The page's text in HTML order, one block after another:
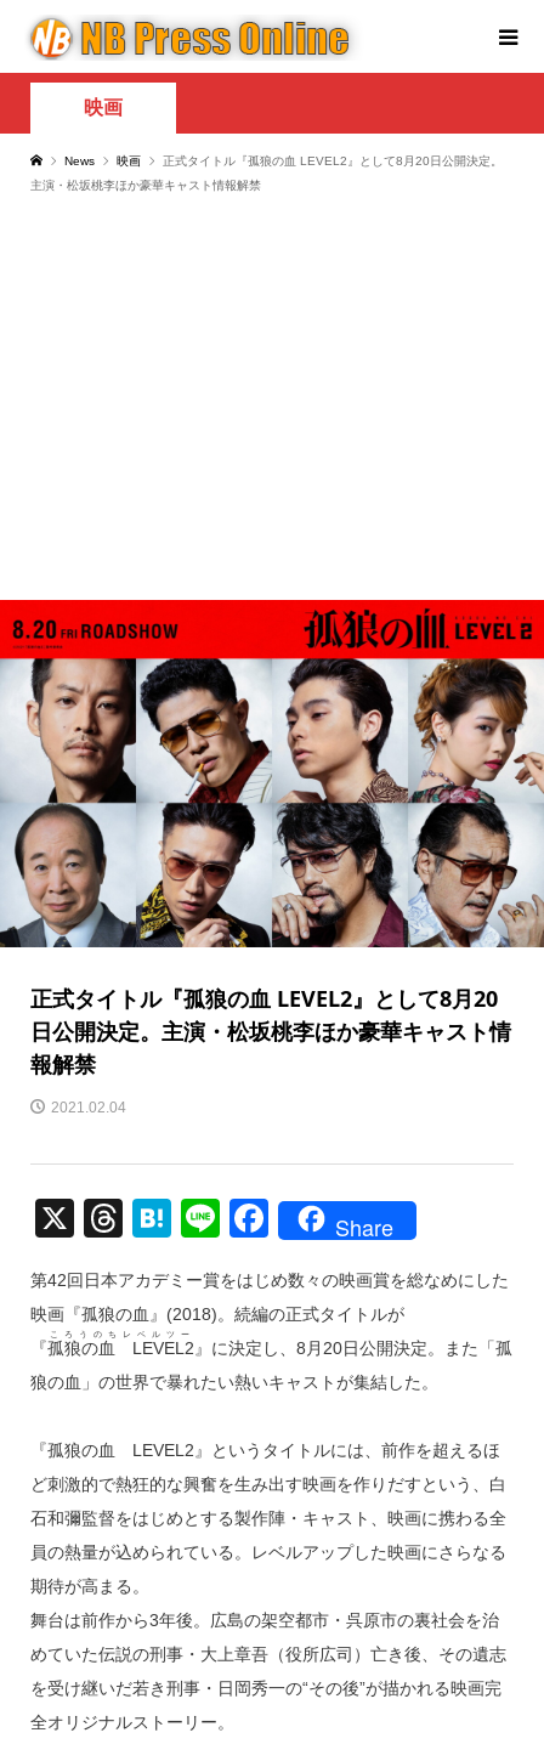
映画
News 映画
正式タイトル『孤狼の血 LEVEL2』として8月20日公開決定。
主演・松坂桃李ほか豪華キャスト情報解禁
正式タイトル『孤狼の血 LEVEL2』として8月20
日公開決定。主演・松坂桃李ほか豪華キャスト情
報解禁
2021.02.04
X
T
e
a
d
H
e
n
a
Li
e
F
c
e
b
o
k
Share
第42回日本アカデミー賞をはじめ数々の映画賞を総なめにした
映画『孤狼の血』(2018)。続編の正式タイトルが
『孤狼の血 LEVEL2
ころうのちレベルツー
』に決定し、8月20日公開決定。また「孤
狼の血」の世界で暴れたい熱いキャストが集結した。
『孤狼の血 LEVEL2』というタイトルには、前作を超えるほ
ど刺激的で熱狂的な興奮を生み出す映画を作りだすという、白
石和彌監督をはじめとする製作陣・キャスト、映画に携わる全
員の熱量が込められている。レベルアップした映画にさらなる
期待が高まる。
舞台は前作から3年後。広島の架空都市・呉原市の裏社会を治
めていた伝説の刑事・大上章吾（役所広司）亡き後、その遺志
を受け継いだ若き刑事・日岡秀一の“その後”が描かれる映画完
全オリジナルストーリー。